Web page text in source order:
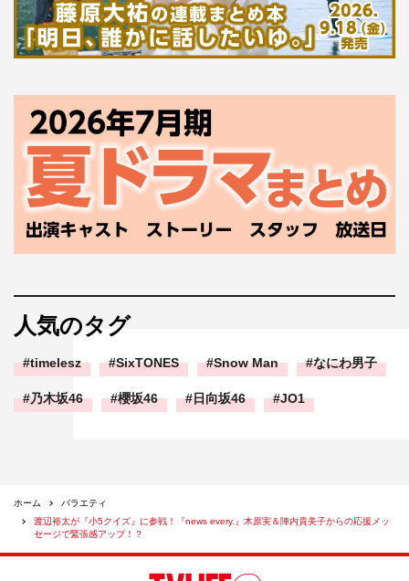
人気のタグ
timelesz SixTONES Snow Man なにわ男子
乃木坂46 櫻坂46 日向坂46 JO1
ホーム
バラエティ
渡辺裕太が『小5クイズ』に参戦！『news every.』木原実＆陣内貴美子からの応援メッ
セージで緊張感アップ！？